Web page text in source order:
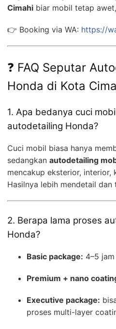
Cimahi biar mobil tetap
👉 Booking via WA: https://
❓ FAQ Seputar
Honda di Kota
1. Apa bedanya cuci
autodetailing Honda?
Cuci mobil biasa hanya
sedangkan autodetailing
mencakup eksterior, interior,
Hasilnya lebih mendetail dan
2. Berapa lama proses
Honda?
Basic package: 4–5 jam
Premium + nano
Executive package:
proses multi-layer